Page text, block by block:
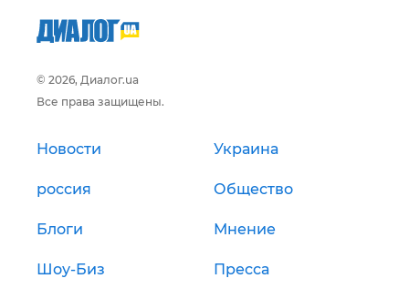
© 2026, Диалог.ua
Все права защищены.
Новости Украина
россия Общество
Блоги Мнение
Шоу-Биз Пресса